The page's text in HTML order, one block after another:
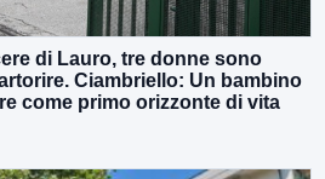
di Lauro, tre donne sono
Ciambriello: Un bambino
come primo orizzonte di vita